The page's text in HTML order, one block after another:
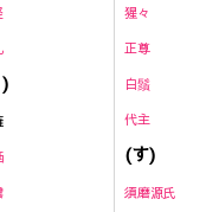
猩々
正尊
白鬚
代主
(す)
須磨源氏